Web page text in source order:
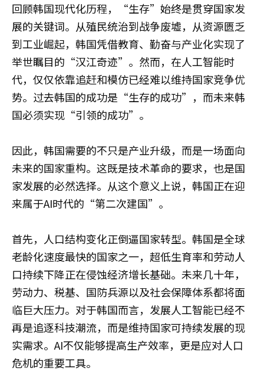
回顾韩国现代化历程，“生存”始终是贯穿国家发
展的关键词。从殖民统治到战争废墟，从资源匮乏
到工业崛起，韩国凭借教育、勤奋与产业化实现了
举世瞩目的“汉江奇迹”。然而，在人工智能时
代，仅仅依靠追赶和模仿已经难以维持国家竞争优
势。过去韩国的成功是“生存的成功”，而未来韩
国必须实现“引领的成功”。
因此，韩国需要的不只是产业升级，而是一场面向
未来的国家重构。这既是技术革命的要求，也是国
家发展的必然选择。从这个意义上说，韩国正在迎
来属于AI时代的“第二次建国”。
首先，人口结构变化正倒逼国家转型。韩国是全球
老龄化速度最快的国家之一，超低生育率和劳动人
口持续下降正在侵蚀经济增长基础。未来几十年，
劳动力、税基、国防兵源以及社会保障体系都将面
临巨大压力。对于韩国而言，发展人工智能已经不
再是追逐科技潮流，而是维持国家可持续发展的现
实需求。AI不仅能够提高生产效率，更是应对人口
危机的重要工具。